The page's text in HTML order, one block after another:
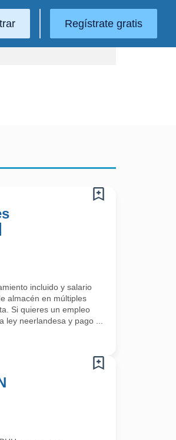
Regístrate gratis
incluido y salario
almacén en múltiples
Si quieres un empleo
neerlandesa y pago ...